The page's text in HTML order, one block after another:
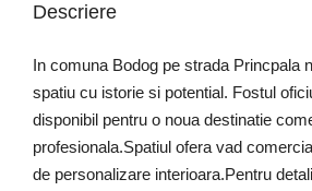
Descriere
In comuna Bodog pe strada Princpala
spatiu cu istorie si potential. Fostul
disponibil pentru o noua destinatie
profesionala.Spatiul ofera vad
de personalizare interioara.Pentru